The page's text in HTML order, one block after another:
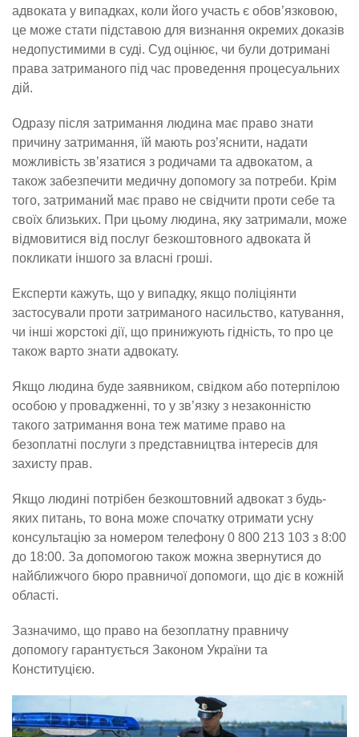
адвоката у випадках, коли його участь є обов’язковою,
це може стати підставою для визнання окремих доказів
недопустимими в суді. Суд оцінює, чи були дотримані
права затриманого під час проведення процесуальних
дій.
Одразу після затримання людина має право знати
причину затримання, їй мають роз’яснити, надати
можливість зв’язатися з родичами та адвокатом, а
також забезпечити медичну допомогу за потреби. Крім
того, затриманий має право не свідчити проти себе та
своїх близьких. При цьому людина, яку затримали, може
відмовитися від послуг безкоштовного адвоката й
покликати іншого за власні гроші.
Експерти кажуть, що у випадку, якщо поліціянти
застосували проти затриманого насильство, катування,
чи інші жорстокі дії, що принижують гідність, то про це
також варто знати адвокату.
Якщо людина буде заявником, свідком або потерпілою
особою у провадженні, то у зв’язку з незаконністю
такого затримання вона теж матиме право на
безоплатні послуги з представництва інтересів для
захисту прав.
Якщо людині потрібен безкоштовний адвокат з будь-
яких питань, то вона може спочатку отримати усну
консультацію за номером телефону 0 800 213 103 з 8:00
до 18:00. За допомогою також можна звернутися до
найближчого бюро правничої допомоги, що діє в кожній
області.
Зазначимо, що право на безоплатну правничу
допомогу гарантується Законом України та
Конституцією.